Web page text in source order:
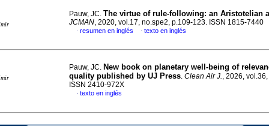
Pauw, JC. The virtue of rule-following: an Aristotelian
JCMAN, 2020, vol.17, no.spe2, p.109-123. ISSN 1815-7440
· resumen en inglés · texto en inglés
Pauw, JC. New book on planetary well-being of
quality published by UJ Press. Clean Air J., 2026,
ISSN 2410-972X
· texto en inglés